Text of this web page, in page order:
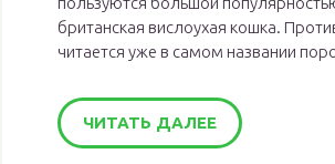
британская вислоухая кошка.
читается уже в самом названии
ЧИТАТЬ ДАЛЕЕ